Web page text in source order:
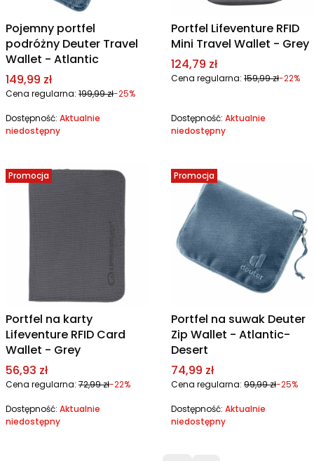
Pojemny portfel
podróżny Deuter Travel
Wallet - Atlantic
Cena promocyjna
149,99 zł
Cena regularna: 199,99 zł-25%
Dostępność: Aktualnie
niedostępny
Portfel Lifeventure RFID
Mini Travel Wallet - Grey
Cena promocyjna
124,79 zł
Cena regularna: 159,99 zł-22%
Dostępność: Aktualnie
niedostępny
Promocja
Portfel na karty
Lifeventure RFID Card
Wallet - Grey
Cena promocyjna
56,93 zł
Cena regularna: 72,99 zł-22%
Dostępność: Aktualnie
niedostępny
Promocja
Portfel na suwak Deuter
Zip Wallet - Atlantic-
Desert
Cena promocyjna
74,99 zł
Cena regularna: 99,99 zł-25%
Dostępność: Aktualnie
niedostępny